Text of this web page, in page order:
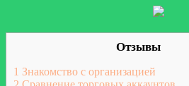
Отзывы
1 Знакомство с организацией